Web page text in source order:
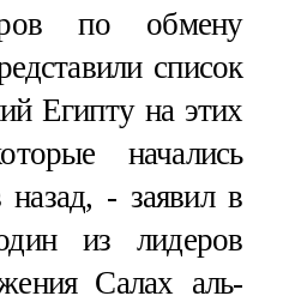
по обмену
список
Египту на этих
начались
- заявил в
из лидеров
Салах аль-